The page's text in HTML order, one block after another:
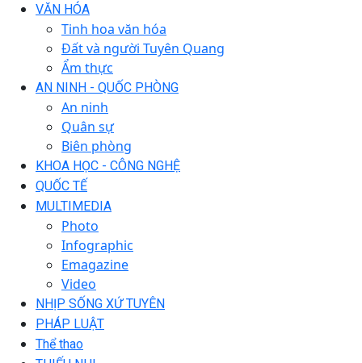
VĂN HÓA
Tinh hoa văn hóa
Đất và người Tuyên Quang
Ẩm thực
AN NINH - QUỐC PHÒNG
An ninh
Quân sự
Biên phòng
KHOA HỌC - CÔNG NGHỆ
QUỐC TẾ
MULTIMEDIA
Photo
Infographic
Emagazine
Video
NHỊP SỐNG XỨ TUYÊN
PHÁP LUẬT
Thể thao